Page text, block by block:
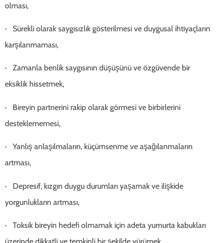
olması,
· Sürekli olarak saygısızlık gösterilmesi ve duygusal ihtiyaçların
karşılanmaması,
· Zamanla benlik saygısının düşüşünü ve özgüvende bir
eksiklik hissetmek,
· Bireyin partnerini rakip olarak görmesi ve birbirlerini
desteklememesi,
· Yanlış anlaşılmaların, küçümsenme ve aşağılanmaların
artması,
· Depresif, kızgın duygu durumları yaşamak ve ilişkide
yorgunlukların artması,
· Toksik bireyin hedefi olmamak için adeta yumurta kabukları